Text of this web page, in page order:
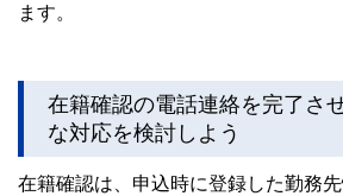
ます。
在籍確認の電話連絡を完了さ
な対応を検討しよう
在籍確認は、申込時に登録した勤務